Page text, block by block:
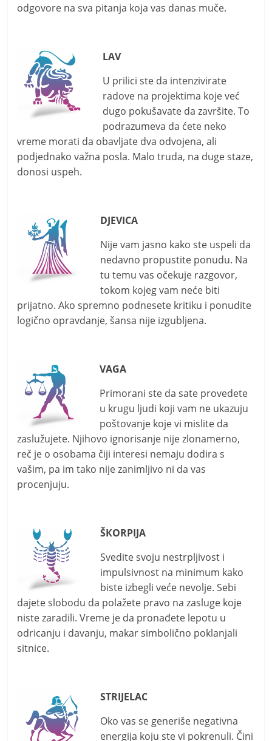
odgovore na sva pitanja koja vas danas muče.
LAV
U prilici ste da intenzivirate
radove na projektima koje već
dugo pokušavate da završite. To
podrazumeva da ćete neko
vreme morati da obavljate dva odvojena, ali
podjednako važna posla. Malo truda, na duge staze,
donosi uspeh.
DJEVICA
Nije vam jasno kako ste uspeli da
nedavno propustite ponudu. Na
tu temu vas očekuje razgovor,
tokom kojeg vam neće biti
prijatno. Ako spremno podnesete kritiku i ponudite
logično opravdanje, šansa nije izgubljena.
VAGA
Primorani ste da sate provedete
u krugu ljudi koji vam ne ukazuju
poštovanje koje vi mislite da
zaslužujete. Njihovo ignorisanje nije zlonamerno,
reč je o osobama čiji interesi nemaju dodira s
vašim, pa im tako nije zanimljivo ni da vas
procenjuju.
ŠКORPIJA
Svedite svoju nestrpljivost i
impulsivnost na minimum kako
biste izbegli veće nevolje. Sebi
dajete slobodu da polažete pravo na zasluge koje
niste zaradili. Vreme je da pronađete lepotu u
odricanju i davanju, makar simbolično poklanjali
sitnice.
STRIJELAC
Oko vas se generiše negativna
energija koju ste vi pokrenuli. Čini